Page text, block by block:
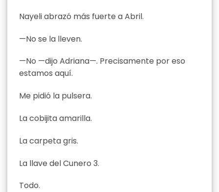
Nayeli abrazó más fuerte a Abril.
—No se la lleven.
—No —dijo Adriana—. Precisamente por eso
estamos aquí.
Me pidió la pulsera.
La cobijita amarilla.
La carpeta gris.
La llave del Cunero 3.
Todo.